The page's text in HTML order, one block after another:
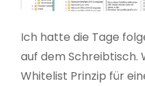
Ich hatte die Tage
auf dem Schreibtisch.
Whitelist Prinzip für